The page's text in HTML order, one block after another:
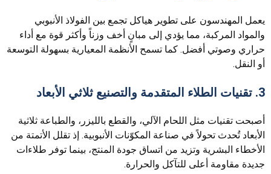
يعمل المهندسون على تطوير هياكل تجمع بين الفولاذ الأنبوبي
والمواد المركبة، مما يؤدي إلى مبانٍ أخف وزناً وأكثر قوة مع أداء
حراري وصوتي أفضل. كما تسمح الأنظمة المعيارية بسهولة التوسعة
أو النقل.
3. تقنيات الطلاء المتقدمة والتصنيع ثلاثي الأبعاد
أصبحت تقنيات مثل اللحام الآلي، والقطع بالليزر، والطباعة ثلاثية
الأبعاد تُحدث تحولاً في صناعة المكوّنات الأنبوبية. إذ تقلل الأتمتة من
الأخطاء البشرية وتزيد من اتساق جودة المنتج، بينما توفر طلاءات
جديدة مقاومة أعلى للتآكل والحرارة.